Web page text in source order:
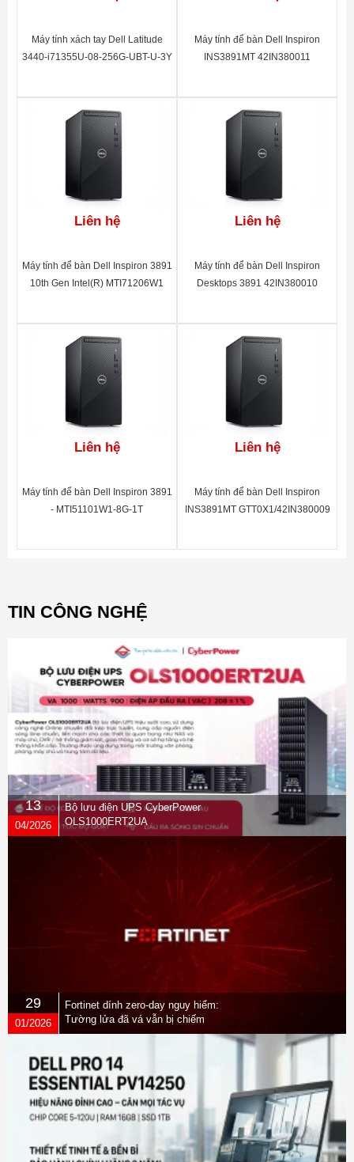
Máy tính xách tay Dell Latitude
3440-i71355U-08-256G-UBT-U-3Y
Máy tính để bàn Dell Inspiron
INS3891MT 42IN380011
Liên hệ
Máy tính để bàn Dell Inspiron 3891
10th Gen Intel(R) MTI71206W1
Liên hệ
Máy tính để bàn Dell Inspiron
Desktops 3891 42IN380010
Liên hệ
Máy tính để bàn Dell Inspiron 3891
- MTI51101W1-8G-1T
Liên hệ
Máy tính để bàn Dell Inspiron
INS3891MT GTT0X1/42IN380009
TIN CÔNG NGHỆ
13
04/2026
Bộ lưu điện UPS CyberPower
OLS1000ERT2UA
29
01/2026
Fortinet dính zero-day nguy hiểm:
Tường lửa đã vá vẫn bị chiếm
quyền